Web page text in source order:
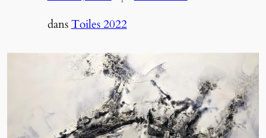
dansToiles 2022